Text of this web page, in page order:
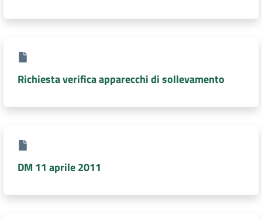
Richiesta verifica apparecchi di sollevamento
DM 11 aprile 2011